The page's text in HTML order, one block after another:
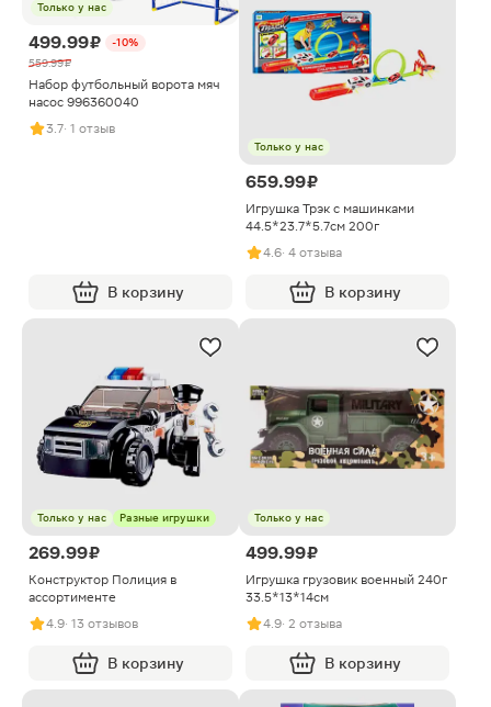
Только у нас
499.99 ₽
-10%
559.99 ₽
Набор футбольный ворота мяч
насос 996360040
3.7· 1 отзыв
В корзину
Только у нас
659.99 ₽
Игрушка Трэк с машинками
44.5*23.7*5.7см 200г
4.6· 4 отзыва
В корзину
Только у нас Разные игрушки
269.99 ₽
Конструктор Полиция в
ассортименте
4.9· 13 отзывов
В корзину
Только у нас
499.99 ₽
Игрушка грузовик военный 240г
33.5*13*14см
4.9· 2 отзыва
В корзину